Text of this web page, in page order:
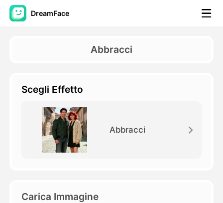
DreamFace
Video di AI
Altri strumenti
Abbracci
Scegli Effetto
Abbracci
Carica Immagine